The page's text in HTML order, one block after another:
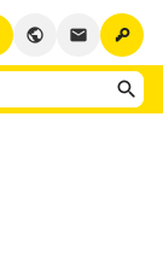
key
email
public